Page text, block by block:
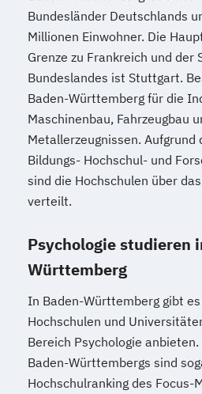
Bundesländer Deutschlands
Millionen Einwohner. Die
Grenze zu Frankreich und der
Bundeslandes ist Stuttgart.
Baden-Württemberg für die
Maschinenbau, Fahrzeugbau
Metallerzeugnissen. Aufgrund
Bildungs- Hochschul- und
sind die Hochschulen über
verteilt.
Psychologie studieren
Württemberg
In Baden-Württemberg gibt
Hochschulen und
Bereich Psychologie
Baden-Württembergs sind
Hochschulranking des Focus-